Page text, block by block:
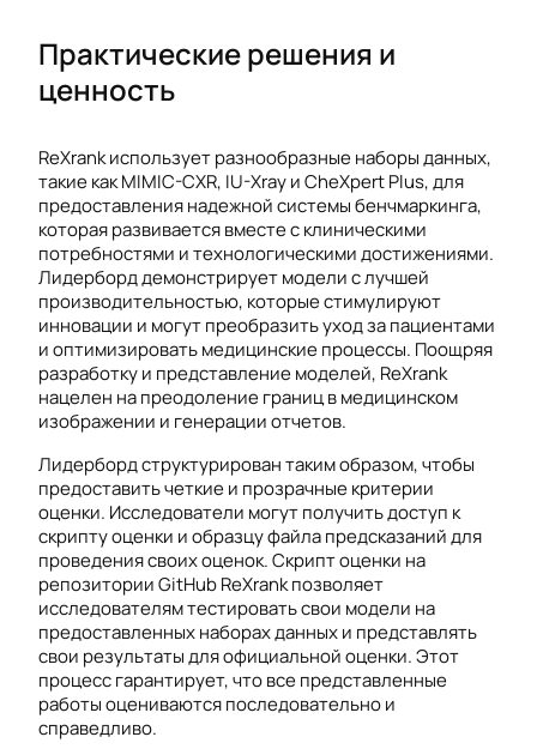
Практические решения и
ценность
ReXrank использует разнообразные наборы данных,
такие как MIMIC-CXR, IU-Xray и CheXpert Plus, для
предоставления надежной системы бенчмаркинга,
которая развивается вместе с клиническими
потребностями и технологическими достижениями.
Лидерборд демонстрирует модели с лучшей
производительностью, которые стимулируют
инновации и могут преобразить уход за пациентами
и оптимизировать медицинские процессы. Поощряя
разработку и представление моделей, ReXrank
нацелен на преодоление границ в медицинском
изображении и генерации отчетов.
Лидерборд структурирован таким образом, чтобы
предоставить четкие и прозрачные критерии
оценки. Исследователи могут получить доступ к
скрипту оценки и образцу файла предсказаний для
проведения своих оценок. Скрипт оценки на
репозитории GitHub ReXrank позволяет
исследователям тестировать свои модели на
предоставленных наборах данных и представлять
свои результаты для официальной оценки. Этот
процесс гарантирует, что все представленные
работы оцениваются последовательно и
справедливо.